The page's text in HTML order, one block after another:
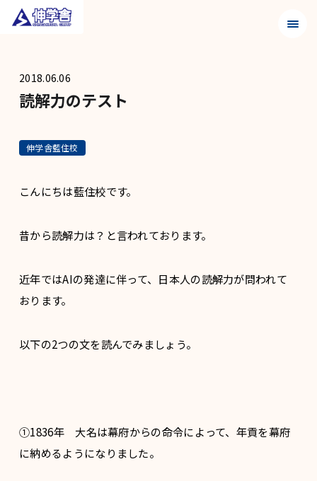
メニ
2018.06.06
読解力のテスト
伸学舎藍住校
こんにちは藍住校です。
昔から読解力は？と言われております。
近年ではAIの発達に伴って、日本人の読解力が問われて
おります。
以下の2つの文を読んでみましょう。
①1836年 大名は幕府からの命令によって、年貢を幕府
に納めるようになりました。